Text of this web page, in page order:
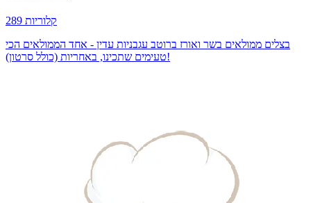
289 קלוריות
בצלים ממולאים בשר ואורז ברוטב עגבניות עדין - אחד הממולאים הכי
טעימים שתכינו, באחריות (כולל סרטון)!